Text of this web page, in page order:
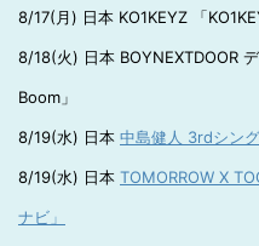
8/17(月) 日本 KO1KEYZ 「
8/18(火) 日本 BOYNEXTDOOR
Boom」
8/19(水) 日本 中島健人 3rdシン
8/19(水) 日本 TOMORROW X
ナビ」